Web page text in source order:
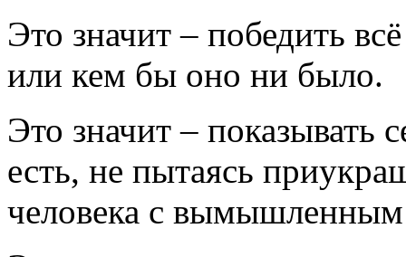
Это значит – победить
или кем бы оно ни было.
Это значит – показывать
есть, не пытаясь
человека с